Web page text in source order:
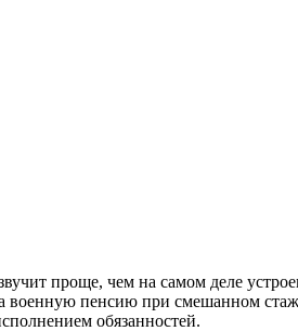
проще, чем на самом деле
пенсию при смешанном
обязанностей.